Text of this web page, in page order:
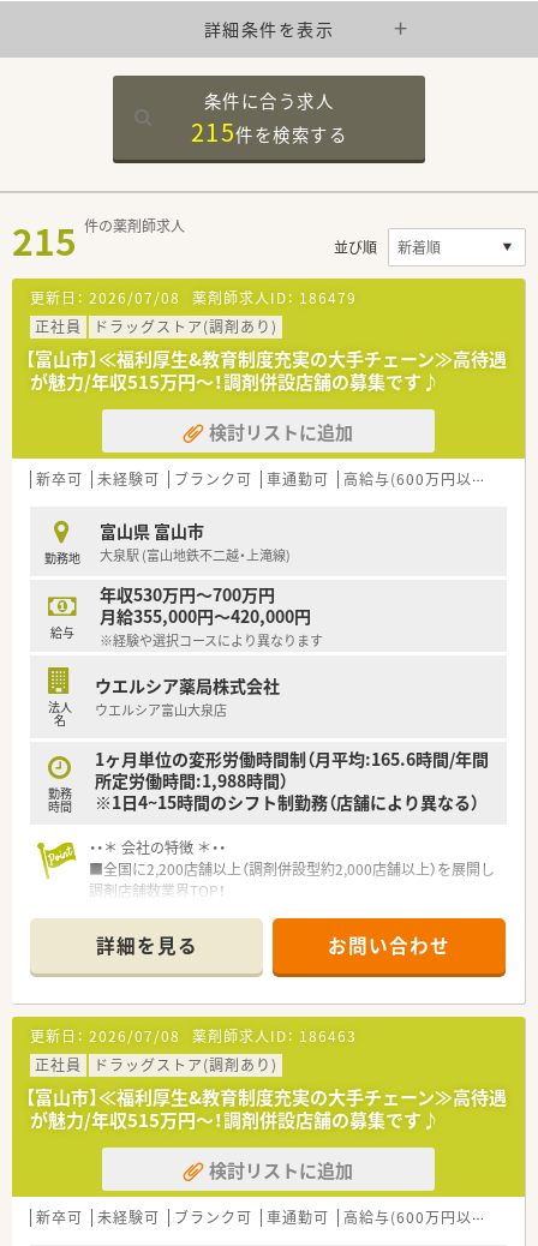
詳細条件を表示
条件に合う求人
215件を検索する
215 件の薬剤師求人
並び順
更新日： 2026/07/08 薬剤師求人ID： 186479
正社員
ドラッグストア(調剤あり)
【富山市】≪福利厚生&教育制度充実の大手チェーン≫高待遇
が魅力/年収515万円～！調剤併設店舗の募集です♪
検討リストに追加
新卒可 未経験可 ブランク可 車通勤可 高給与(600万円以上)
勤務地
富山県 富山市
大泉駅 (富山地鉄不二越・上滝線)
給与
年収530万円～700万円
月給355,000円～420,000円
※経験や選択コースにより異なります
法人
名
ウエルシア薬局株式会社
ウエルシア富山大泉店
勤務
時間
1ヶ月単位の変形労働時間制（月平均:165.6時間/年間
所定労働時間:1,988時間）
※1日4~15時間のシフト制勤務（店舗により異なる）
・・＊ 会社の特徴 ＊・・
■全国に2,200店舗以上（調剤併設型約2,000店舗以上）を展開し
調剤店舗数業界TOP！
頑張り次第で高給与も可能！
■経験や勤務コースによりますが、経験の少ない方でも500万前
半スタートと業界TOP水準！
■職種や職域に合わせ、豊富な社内研修や外部組織と連携した研
修を用意されています
■薬剤師が中心の会社だからこそ活躍できるキャリアパスが多
種多様に用意されています。
■店舗拡大に伴い、エリアマネジャーや営業部長等のマネジメン
トのポジションも増えます。
■在宅や教育等の専門性を活かせるスペシャリストを目指すこ
とも可能です。
■その他にも、管理部門や商品部門等の本社スタッフなど活動領
域は多種多様です。
■在宅実施店舗は年々増加しており、在宅医療へもしっかりと関
詳細を見る お問い合わせ
更新日： 2026/07/08 薬剤師求人ID： 186463
正社員
ドラッグストア(調剤あり)
【富山市】≪福利厚生&教育制度充実の大手チェーン≫高待遇
が魅力/年収515万円～！調剤併設店舗の募集です♪
検討リストに追加
新卒可 未経験可 ブランク可 車通勤可 高給与(600万円以上)